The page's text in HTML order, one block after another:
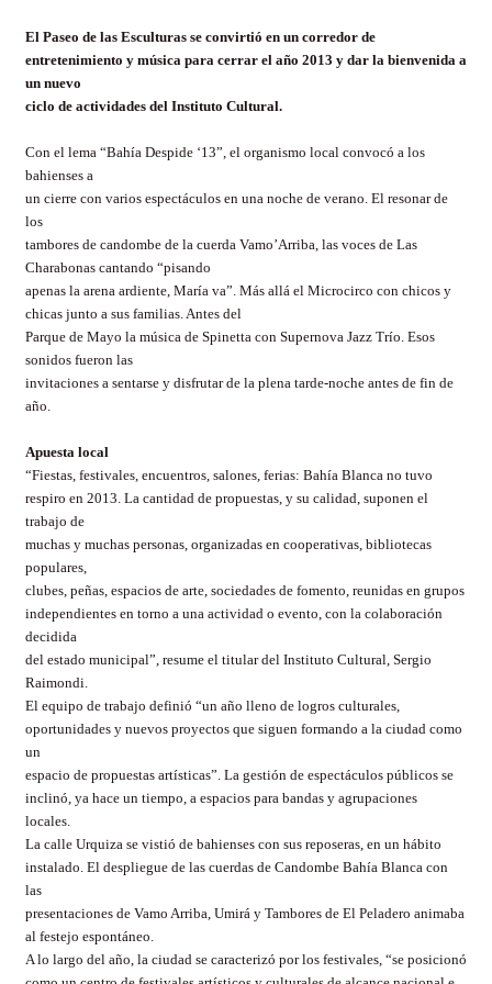
El Paseo de las Esculturas se convirtió en un corredor de
entretenimiento y música para cerrar el año 2013 y dar la bienvenida a
un nuevo
ciclo de actividades del Instituto Cultural.
Con el lema “Bahía Despide ‘13”, el organismo local convocó a los
bahienses a
un cierre con varios espectáculos en una noche de verano. El resonar de
los
tambores de candombe de la cuerda Vamo’Arriba, las voces de Las
Charabonas cantando “pisando
apenas la arena ardiente, María va”. Más allá el Microcirco con chicos y
chicas junto a sus familias. Antes del
Parque de Mayo la música de Spinetta con Supernova Jazz Trío. Esos
sonidos fueron las
invitaciones a sentarse y disfrutar de la plena tarde-noche antes de fin de
año.
Apuesta local
“Fiestas, festivales, encuentros, salones, ferias: Bahía Blanca no tuvo
respiro en 2013. La cantidad de propuestas, y su calidad, suponen el
trabajo de
muchas y muchas personas, organizadas en cooperativas, bibliotecas
populares,
clubes, peñas, espacios de arte, sociedades de fomento, reunidas en grupos
independientes en torno a una actividad o evento, con la colaboración
decidida
del estado municipal”, resume el titular del Instituto Cultural, Sergio
Raimondi.
El equipo de trabajo definió “un año lleno de logros culturales,
oportunidades y nuevos proyectos que siguen formando a la ciudad como
un
espacio de propuestas artísticas”. La gestión de espectáculos públicos se
inclinó, ya hace un tiempo, a espacios para bandas y agrupaciones
locales.
La calle Urquiza se vistió de bahienses con sus reposeras, en un hábito
instalado. El despliegue de las cuerdas de Candombe Bahía Blanca con
las
presentaciones de Vamo Arriba, Umirá y Tambores de El Peladero animaba
al festejo espontáneo.
A lo largo del año, la ciudad se caracterizó por los festivales, “se posicionó